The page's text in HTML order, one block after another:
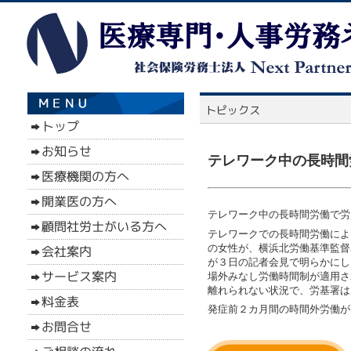
テレワーク中の長時
テレワーク中の長時間労働で
テレワークでの長時間労働に
の女性が、横浜北労働基準監
が３日の記者会見で明らかに
場外みなし労働時間制が適用
離れられない状況で、労基署
発症前２カ月間の時間外労働